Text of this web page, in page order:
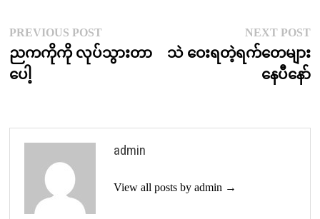
Post
navigation
PREVIOUS POSTPrevious
post:
ညကကိုကို လုပ်သွားတာ
ပေါ့
NEXT POST
သဲ ဝေးရတဲ့ရက်တေများ
နေပီနော်
admin
View all posts by admin →